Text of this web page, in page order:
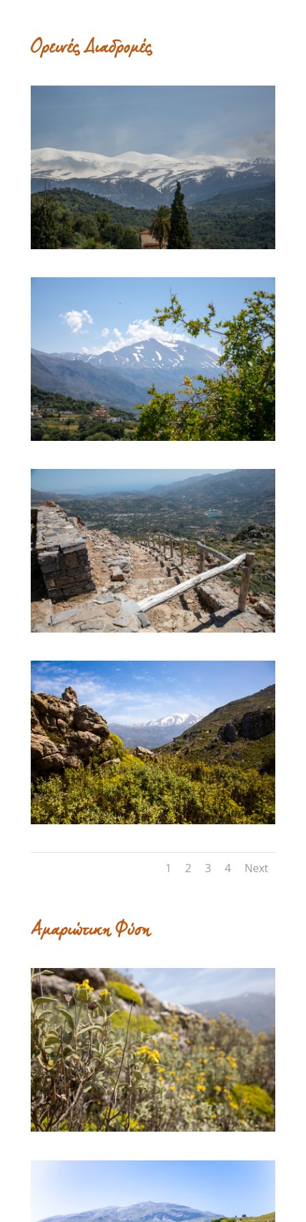
Ορεινές Διαδρομές
1 2 3 4 Next
Αμαριώτικη Φύση